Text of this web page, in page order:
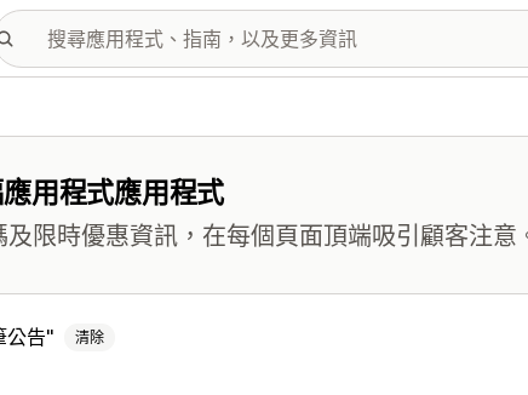
用程式應用程式
限時優惠資訊，在每個頁面頂端吸引顧客注意
公告 清除